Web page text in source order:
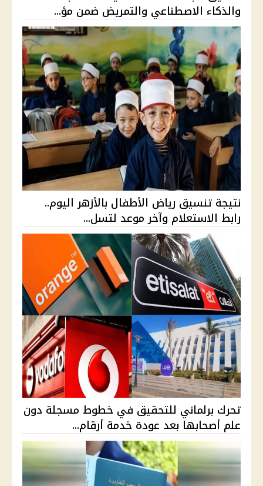
والذكاء الاصطناعي والتمريض ضمن مؤ...
نتيجة تنسيق رياض الأطفال بالأزهر اليوم..
رابط الاستعلام وآخر موعد لتسل...
تحرك برلماني للتحقيق في خطوط مسجلة دون
علم أصحابها بعد عودة خدمة أرقام...